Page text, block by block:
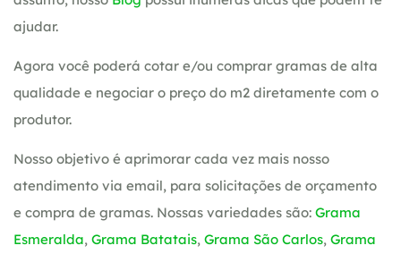
ajudar.
Agora você poderá cotar e/ou comprar gramas de alta
qualidade e negociar o preço do m2 diretamente com o
produtor.
Nosso objetivo é aprimorar cada vez mais nosso
atendimento via email, para solicitações de orçamento
e compra de gramas. Nossas variedades são: Grama
Esmeralda, Grama Batatais, Grama São Carlos, Grama